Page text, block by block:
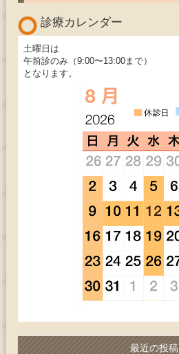
診療カレンダー
土曜日は
午前診のみ（9:00〜13:00まで）
となります。
最近の投稿